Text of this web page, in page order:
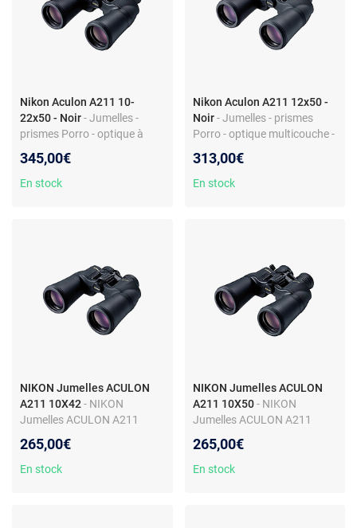
Nikon Aculon A211 10-
22x50 - Noir- Jumelles -
prismes Porro - optique à
coloris noir
345,00€
En stock
Nikon Aculon A211 12x50 -
Noir - Jumelles - prismes
Porro - optique multicouche -
centrale
313,00€
En stock
NIKON Jumelles ACULON
A211 10X42- NIKON
Jumelles ACULON A211
265,00€
En stock
NIKON Jumelles ACULON
A211 10X50 - NIKON
Jumelles ACULON A211
265,00€
En stock